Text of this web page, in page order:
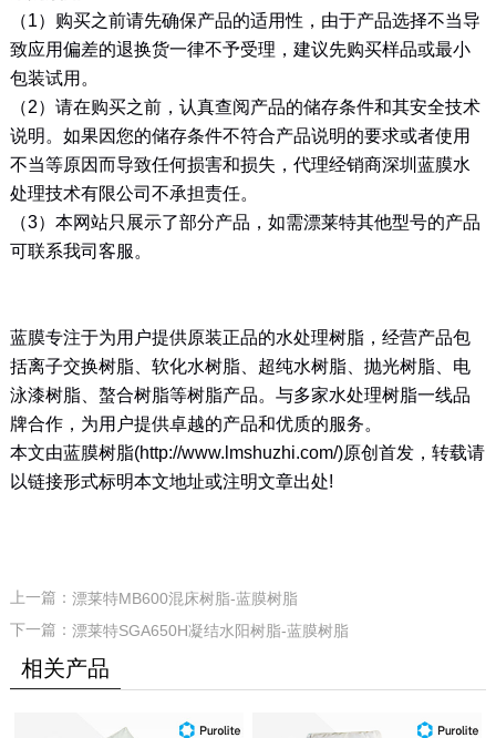
（1）购买之前请先确保产品的适用性，由于产品选择不当导
致应用偏差的退换货一律不予受理，建议先购买样品或最小
包装试用。
（2）请在购买之前，认真查阅产品的储存条件和其安全技术
说明。如果因您的储存条件不符合产品说明的要求或者使用
不当等原因而导致任何损害和损失，代理经销商深圳蓝膜水
处理技术有限公司不承担责任。
（3）本网站只展示了部分产品，如需漂莱特其他型号的产品
可联系我司客服。
蓝膜专注于为用户提供原装正品的水处理树脂，经营产品包
括离子交换树脂、软化水树脂、超纯水树脂、抛光树脂、电
泳漆树脂、螯合树脂等树脂产品。与多家水处理树脂一线品
牌合作，为用户提供卓越的产品和优质的服务。
本文由蓝膜树脂(http://www.lmshuzhi.com/)原创首发，转载请
以链接形式标明本文地址或注明文章出处!
上一篇： 漂莱特MB600混床树脂-蓝膜树脂
下一篇： 漂莱特SGA650H凝结水阳树脂-蓝膜树脂
相关产品